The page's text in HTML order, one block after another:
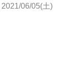
2021/06/05(土)